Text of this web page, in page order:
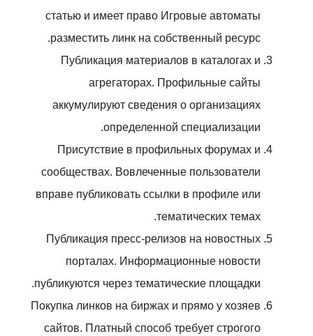
статью и имеет право Игровые автоматы
разместить линк на собственный ресурс.
Публикация материалов в каталогах и
агрегаторах. Профильные сайты
аккумулируют сведения о организациях
определенной специализации.
Присутствие в профильных форумах и
сообществах. Вовлеченные пользователи
вправе публиковать ссылки в профиле или
тематических темах.
Публикация пресс-релизов на новостных
порталах. Информационные новости
публикуются через тематические площадки.
Покупка линков на биржах и прямо у хозяев
сайтов. Платный способ требует строгого